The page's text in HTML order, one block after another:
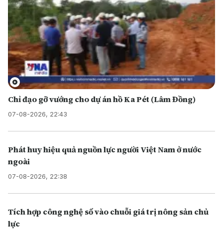
Chỉ đạo gỡ vướng cho dự án hồ Ka Pét (Lâm Đồng)
07-08-2026, 22:43
Phát huy hiệu quả nguồn lực người Việt Nam ở nước
ngoài
07-08-2026, 22:38
Tích hợp công nghệ số vào chuỗi giá trị nông sản chủ
lực